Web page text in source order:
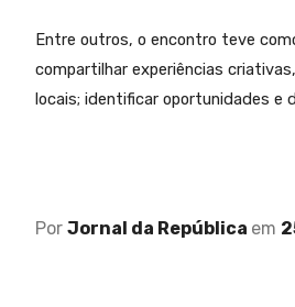
Entre outros, o encontro teve
compartilhar experiências
locais; identificar oportunidades
Por Jornal da República em